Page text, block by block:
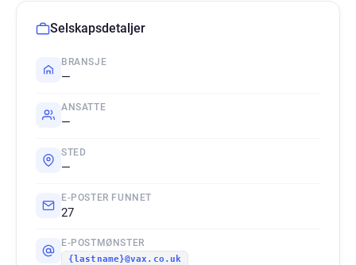
Selskapsdetaljer
BRANSJE
—
ANSATTE
—
STED
—
E-POSTER FUNNET
27
E-POSTMØNSTER
{lastname}@vax.co.uk